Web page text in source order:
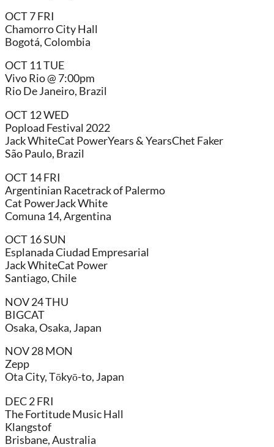
OCT 7 FRI
Chamorro City Hall
Bogotá, Colombia
OCT 11 TUE
Vivo Rio @ 7:00pm
Rio De Janeiro, Brazil
OCT 12 WED
Popload Festival 2022
Jack WhiteCat PowerYears & YearsChet Faker
São Paulo, Brazil
OCT 14 FRI
Argentinian Racetrack of Palermo
Cat PowerJack White
Comuna 14, Argentina
OCT 16 SUN
Esplanada Ciudad Empresarial
Jack WhiteCat Power
Santiago, Chile
NOV 24 THU
BIGCAT
Osaka, Osaka, Japan
NOV 28 MON
Zepp
Ota City, Tōkyō-to, Japan
DEC 2 FRI
The Fortitude Music Hall
Klangstof
Brisbane, Australia